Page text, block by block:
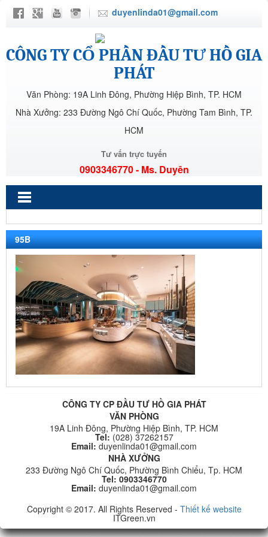
duyenlinda01@gmail.com
CÔNG TY CỔ PHẦN ĐẦU TƯ HỒ GIA
PHÁT
Văn Phòng: 19A Linh Đông, Phường Hiệp Bình, TP. HCM
Nhà Xưởng: 233 Đường Ngô Chí Quốc, Phường Tam Bình, TP.
HCM
Tư vấn trực tuyến
0903346770 - Ms. Duyên
95B
CÔNG TY CP ĐẦU TƯ HỒ GIA PHÁT
VĂN PHÒNG
19A Linh Đông, Phường Hiệp Bình, TP. HCM
Tel: (028) 37262157
Email: duyenlinda01@gmail.com
NHÀ XƯỞNG
233 Đường Ngô Chí Quốc, Phường Bình Chiểu, Tp. HCM
Tel: 0903346770
Email: duyenlinda01@gmail.com
Copyright © 2017. All Rights Reserved - Thiết kế website
ITGreen.vn